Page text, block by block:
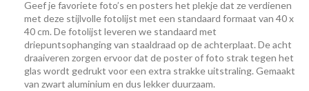
Geef je favoriete foto’s en posters het plekje dat ze verdienen
met deze stijlvolle fotolijst met een standaard formaat van 40 x
40 cm. De fotolijst leveren we standaard met
driepuntsophanging van staaldraad op de achterplaat. De acht
draaiveren zorgen ervoor dat de poster of foto strak tegen het
glas wordt gedrukt voor een extra strakke uitstraling. Gemaakt
van zwart aluminium en dus lekker duurzaam.